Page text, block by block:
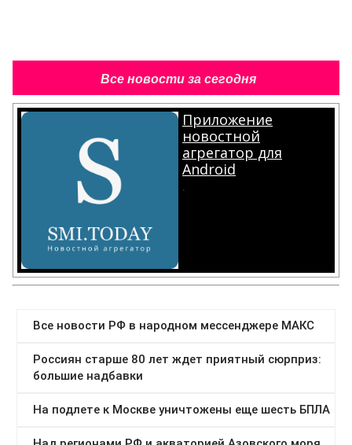
Все новости за сегодня
Приложение
новостной
агрегатор для
Android
.